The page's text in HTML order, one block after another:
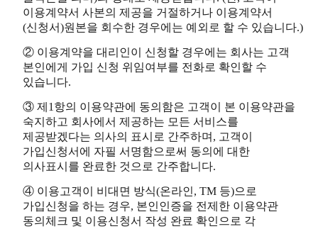
이용계약서 사본의 제공을 거절하거나 이용계약서
(신청서)원본을 회수한 경우에는 예외로 할 수 있습니다.)
② 이용계약을 대리인이 신청할 경우에는 회사는 고객
본인에게 가입 신청 위임여부를 전화로 확인할 수
있습니다.
③ 제1항의 이용약관에 동의함은 고객이 본 이용약관을
숙지하고 회사에서 제공하는 모든 서비스를
제공받겠다는 의사의 표시로 간주하며, 고객이
가입신청서에 자필 서명함으로써 동의에 대한
의사표시를 완료한 것으로 간주합니다.
④ 이용고객이 비대면 방식(온라인, TM 등)으로
가입신청을 하는 경우, 본인인증을 전제한 이용약관
동의체크 및 이용신청서 작성 완료 확인으로 각